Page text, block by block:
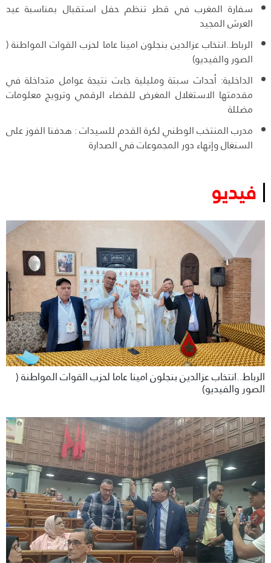
سفارة المغرب في قطر تنظم حفل استقبال بمناسبة عيد
العرش المجيد
الرباط..انتخاب عزالدين بنجلون امينا عاما لحزب القوات المواطنة (
الصور والفيديو)
الداخلية: أحداث سبتة ومليلية جاءت نتيجة عوامل متداخلة في
مقدمتها الاستغلال المغرض للفضاء الرقمي وترويج معلومات
مضللة
مدرب المنتخب الوطني لكرة القدم للسيدات : هدفنا الفوز على
السنغال وإنهاء دور المجموعات في الصدارة
فيديو
الرباط..انتخاب عزالدين بنجلون امينا عاما لحزب القوات المواطنة (
الصور والفيديو)